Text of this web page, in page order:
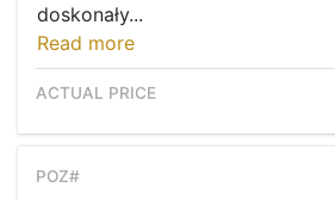
doskonały...
Read more